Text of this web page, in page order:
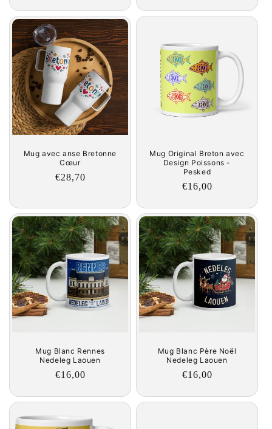
Mug avec anse Bretonne
Cœur
Regular
€28,70
Mug Original Breton avec
Design Poissons -
Pesked
Regular
€16,00
Mug Blanc Rennes
Nedeleg Laouen
Regular
€16,00
Mug Blanc Père Noël
Nedeleg Laouen
Regular
€16,00